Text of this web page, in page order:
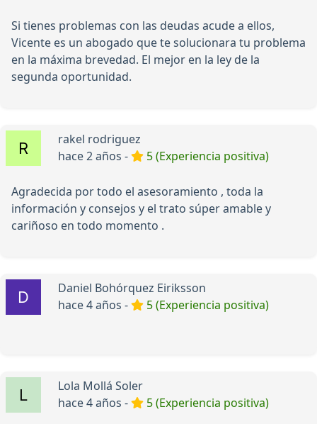
Si tienes problemas con las deudas acude a ellos,
Vicente es un abogado que te solucionara tu problema
en la máxima brevedad. El mejor en la ley de la
segunda oportunidad.
rakel rodriguez
hace 2 años -
5 (Experiencia positiva)
Agradecida por todo el asesoramiento , toda la
información y consejos y el trato súper amable y
cariñoso en todo momento .
Daniel Bohórquez Eiriksson
hace 4 años -
5 (Experiencia positiva)
Lola Mollá Soler
hace 4 años -
5 (Experiencia positiva)